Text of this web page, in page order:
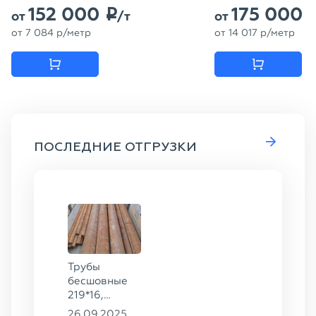
от152 000 p/т
от 7 084 p/метр
от175 000
от 14 017 p/метр
ПОСЛЕДНИЕ ОТГРУЗКИ
Трубы
бесшовные
219*16,
325*20 ГОСТ